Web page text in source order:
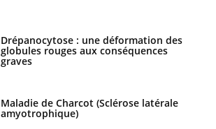
Drépanocytose : une déformation des
globules rouges aux conséquences
graves
Maladie de Charcot (Sclérose latérale
amyotrophique)